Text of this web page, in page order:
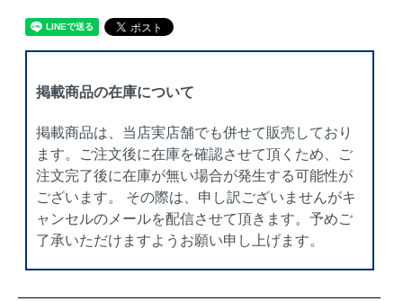
掲載商品の在庫について
掲載商品は、当店実店舗でも併せて販売しており
ます。ご注文後に在庫を確認させて頂くため、ご
注文完了後に在庫が無い場合が発生する可能性が
ございます。 その際は、申し訳ございませんがキ
ャンセルのメールを配信させて頂きます。予めご
了承いただけますようお願い申し上げます。